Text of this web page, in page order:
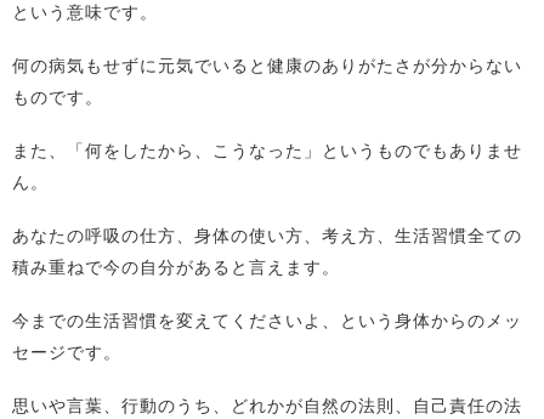
という意味です。
何の病気もせずに元気でいると健康のありがたさが分からない
ものです。
また、「何をしたから、こうなった」というものでもありませ
ん。
あなたの呼吸の仕方、身体の使い方、考え方、生活習慣全ての
積み重ねで今の自分があると言えます。
今までの生活習慣を変えてくださいよ、という身体からのメッ
セージです。
思いや言葉、行動のうち、どれかが自然の法則、自己責任の法